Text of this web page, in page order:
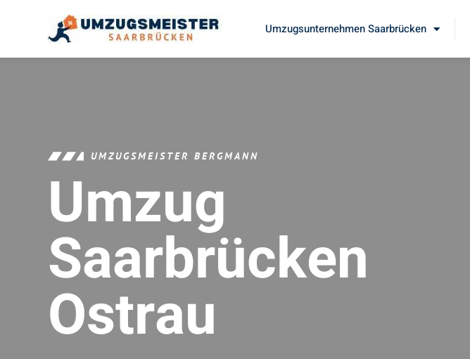
Umzugsunternehmen Saarbrücken
UMZUGSMEISTER BERGMANN
Umzug
Saarbrücken
Ostrau